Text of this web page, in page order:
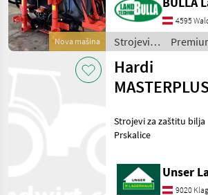
Nova mašina
Arbeitsbreite + 3-fach
Düsenkörper +
Steuerung (l/ha) +
4595
Strojevi
za zaštitu
bilja /
Gaspardo
Hardi
Strojevi za zaštitu bilja
Prskalice
9020